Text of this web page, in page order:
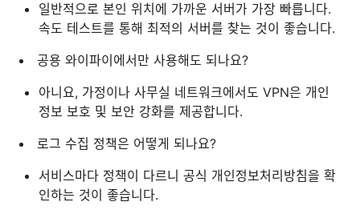
일반적으로 본인 위치에 가까운 서버가 가장 빠릅니다.
속도 테스트를 통해 최적의 서버를 찾는 것이 좋습니다.
공용 와이파이에서만 사용해도 되나요?
아니요, 가정이나 사무실 네트워크에서도 VPN은 개인
정보 보호 및 보안 강화를 제공합니다.
로그 수집 정책은 어떻게 되나요?
서비스마다 정책이 다르니 공식 개인정보처리방침을 확
인하는 것이 좋습니다.